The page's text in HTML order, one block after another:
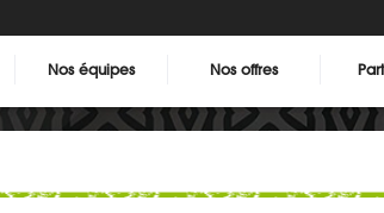
Nos équipes Nos offres